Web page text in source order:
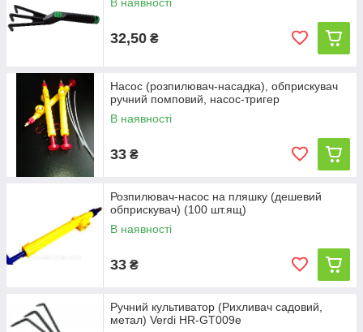
32,50 ₴
Насос (розпилювач-насадка), обприскувач
ручний помповий, насос-тригер
В наявності
33 ₴
Розпилювач-насос на пляшку (дешевий
обприскувач) (100 шт.ящ)
В наявності
33 ₴
Ручний культиватор (Рихливач садовий,
метал) Verdi HR-GT009e